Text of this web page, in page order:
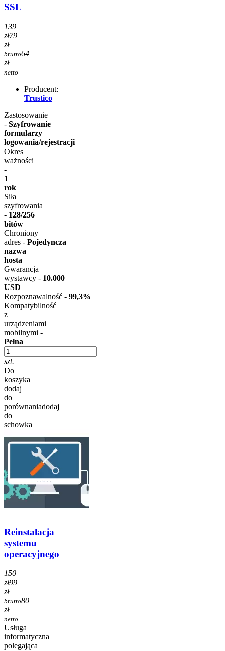
SSL
139
zł79
zł
brutto64
zł
netto
Producent:
Trustico
Zastosowanie
- Szyfrowanie
formularzy
logowania/rejestracji
Okres
ważności
-
1
rok
Siła
szyfrowania
- 128/256
bitów
Chroniony
adres - Pojedyncza
nazwa
hosta
Gwarancja
wystawcy - 10.000
USD
Rozpoznawalność - 99,3%​​​​​​​
Kompatybilność
z
urządzeniami
mobilnymi -
Pełna
szt.
Do
koszyka
dodaj
do
porównaniadodaj
do
schowka
Reinstalacja
systemu
operacyjnego
150
zł99
zł
brutto80
zł
netto
Usługa
informatyczna
polegająca